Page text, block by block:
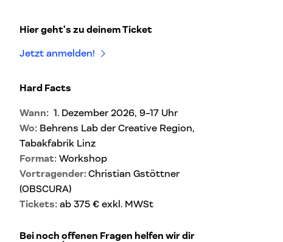
Hier geht's zu deinem Ticket
Jetzt anmelden!
Hard Facts
Wann: 1. Dezember 2026, 9-17 Uhr
Wo: Behrens Lab der Creative Region,
Tabakfabrik Linz
Format: Workshop
Vortragender:Christian Gstöttner
(OBSCURA)
Tickets: ab 375 € exkl. MWSt
Bei noch offenen Fragen helfen wir dir